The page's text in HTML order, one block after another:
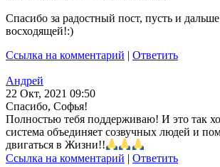
Спасибо за радостный пост, пусть и дальше
восходящей!:)
Ссылка на комментарий | Ответить
Андрей
22 Окт, 2021 09:50
Спасибо, Софья!
Полностью тебя поддерживаю! И это так
система объединяет созвучных людей и
двигаться в Жизни!!
Ссылка на комментарий | Ответить